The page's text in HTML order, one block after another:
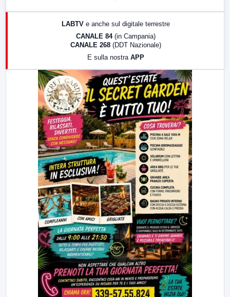
LabNews (replica)
LABTV e anche sul digitale terrestre
CANALE 84 (in Campania)
CANALE 268 (DDT Nazionale)
E sulla nostra APP